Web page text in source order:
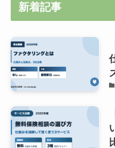
新着記事